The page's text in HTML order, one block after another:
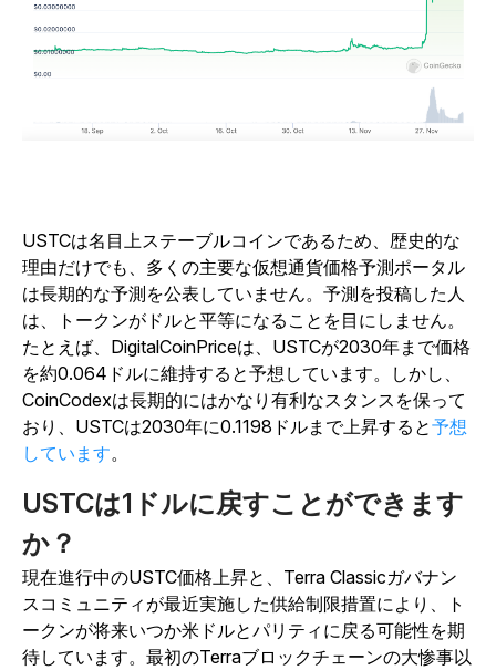
USTCは名目上ステーブルコインであるため、歴史的な
理由だけでも、多くの主要な仮想通貨価格予測ポータル
は長期的な予測を公表していません。予測を投稿した人
は、トークンがドルと平等になることを目にしません。
たとえば、DigitalCoinPriceは、USTCが2030年まで価格
を約0.064ドルに維持すると予想しています。
しかし、
CoinCodexは長期的にはかなり有利なスタンスを保って
おり、 USTCは2030年に0.1198ドルまで上昇すると予想
しています。
USTCは1ドルに戻すことができます
か？
現在進行中のUSTC価格上昇と、Terra Classicガバナン
スコミュニティが最近実施した供給制限措置により、ト
ークンが将来いつか米ドルとパリティに戻る可能性を期
待しています。最初のTerraブロックチェーンの大惨事以